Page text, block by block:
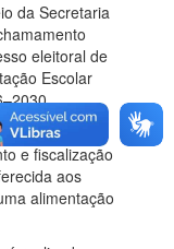
da Secretaria
eleitoral de
Escolar
um órgão
e fiscalização
aos
alimentação